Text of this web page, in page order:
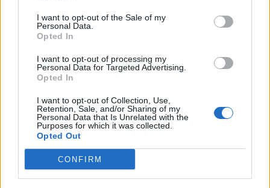
I want to opt-out of the Sale of my
Personal Data.
Opted In
I want to opt-out of processing my
Personal Data for Targeted Advertising.
Opted In
I want to opt-out of Collection, Use,
Retention, Sale, and/or Sharing of my
Personal Data that Is Unrelated with the
Purposes for which it was collected.
Opted Out
CONFIRM
Ετικέτα:4K UHD
Πρώτη εμφάνιση για τους βραβευμένους 4K UHD προβολείς
Η LG Electronics (LG) γίνεται ακόμα πιο ανταγωνιστική στους
οικιακούς προβολείς 4K UHD με τη σειρά HU80K και …
9 Ιανουαρίου 2018